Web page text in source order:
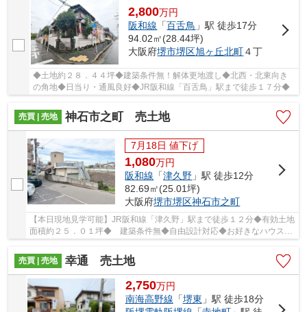
2,800万円
阪和線 「百舌鳥 」駅 徒歩17分
94.02㎡(28.44坪)
大阪府堺市堺区旭ヶ丘北町４丁
◆土地約２８．４４坪◆建築条件無！解体更地渡し◆北西・北東向き
の角地◆日当り・通風良好◆JR阪和線「百舌鳥」駅まで徒歩１７分◆
売買 | 売地 神石市之町 売土地
7月18日 値下げ
1,080万円
阪和線 「津久野 」駅 徒歩12分
82.69㎡(25.01坪)
大阪府堺市堺区神石市之町
【本日現地見学可能】JR阪和線「津久野」駅まで徒歩１２分◆有効土地
面積約２５．０１坪◆ 建築条件無◆自由設計対応◆お好きなハウスメ
ーカーで建築できますよ♪
売買 | 売地
幸通 売土地
2,750万円
南海高野線 「堺東 」駅 徒歩18分